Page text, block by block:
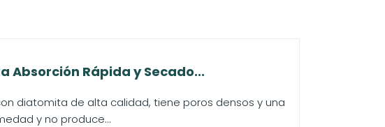
Absorción Rápida y Secado...
diatomita de alta calidad, tiene poros densos y una
y no produce...